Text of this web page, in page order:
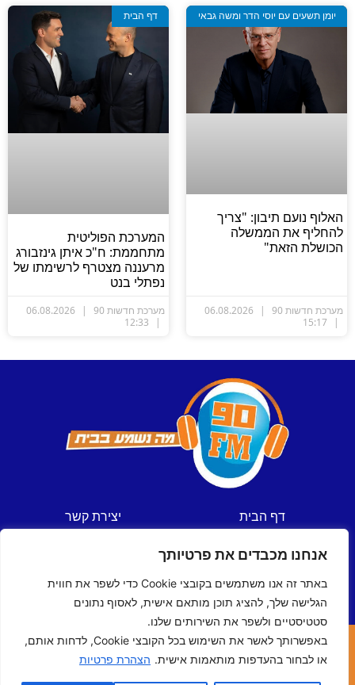
אנחנו מכבדים את פרטיותך
באתר זה אנו משתמשים בקובצי Cookie כדי לשפר את חווית
הגלישה שלך, להציג תוכן מותאם אישית, לאסוף נתונים
סטטיסטיים ולשפר את השירותים שלנו.
באפשרותך לאשר את השימוש בכל הקובצי Cookie, לדחות אותם,
או לבחור בהעדפות מותאמות אישית. הצהרת פרטיות
יומן תשעים עם יוסי הדר ומשה גבאי
האלוף נועם תיבון: "צריך
להחליף את הממשלה
הכושלת הזאת"
מערכת חדשות 90
דף הבית
המערכת הפוליטית
מתחממת: ח"כ איתן גינזבורג
מרעננה מצטרף לרשימתו של
נפתלי בנט
מערכת חדשות 90
דף הבית
ספורט
תכניות
לוח שידורים
יצירת קשר
הצהרת נגישות
כל הזכויות שמורות © ל- 90FM